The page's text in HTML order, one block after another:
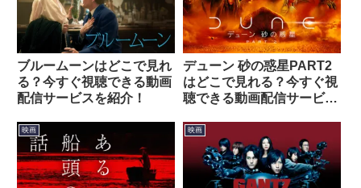
ブルームーンはどこで見れ
る？今すぐ視聴できる動画
配信サービスを紹介！
デューン 砂の惑星PART2
はどこで見れる？今すぐ視
聴できる動画配信サービス
映画 映画